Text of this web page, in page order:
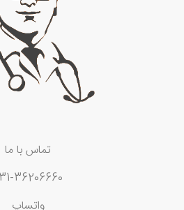
تماس با ما
36206660
واتساپ